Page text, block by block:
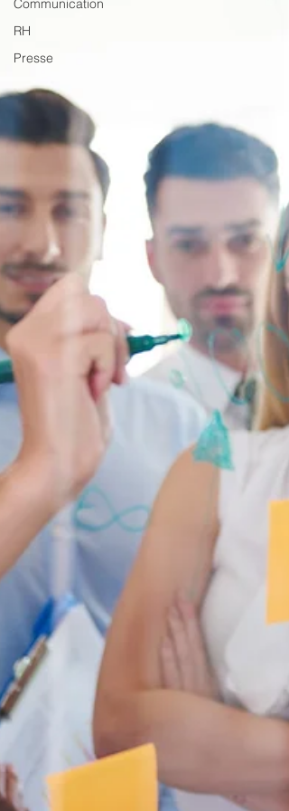
Communication
RH
Presse